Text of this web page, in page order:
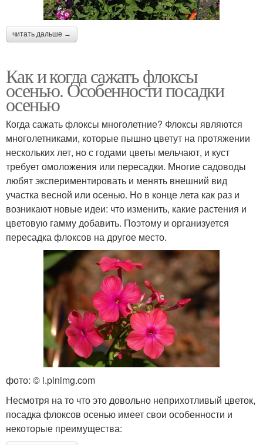
читать дальше →
Как и когда сажать флоксы
осенью. Особенности посадки
осенью
Когда сажать флоксы многолетние? Флоксы являются
многолетниками, которые пышно цветут на протяжении
нескольких лет, но с годами цветы мельчают, и куст
требует омоложения или пересадки. Многие садоводы
любят экспериментировать и менять внешний вид
участка весной или осенью. Но в конце лета как раз и
возникают новые идеи: что изменить, какие растения и
цветовую гамму добавить. Поэтому и организуется
пересадка флоксов на другое место.
фото: © i.pinimg.com
Несмотря на то что это довольно неприхотливый цветок,
посадка флоксов осенью имеет свои особенности и
некоторые преимущества: